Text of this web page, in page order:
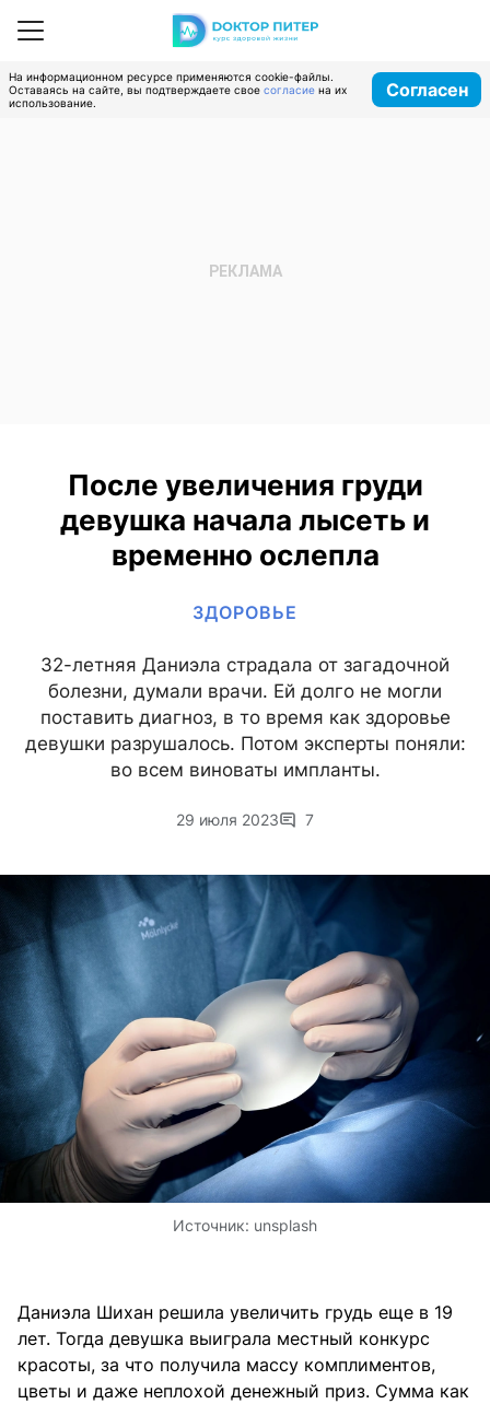
На информационном ресурсе применяются cookie-файлы.
Оставаясь на сайте, вы подтверждаете свое согласие на их
использование.
Согласен
После увеличения груди
девушка начала лысеть и
временно ослепла
ЗДОРОВЬЕ
32-летняя Даниэла страдала от загадочной
болезни, думали врачи. Ей долго не могли
поставить диагноз, в то время как здоровье
девушки разрушалось. Потом эксперты поняли:
во всем виноваты импланты.
29 июля 2023 7
Источник: unsplash
Даниэла Шихан решила увеличить грудь еще в 19
лет. Тогда девушка выиграла местный конкурс
красоты, за что получила массу комплиментов,
цветы и даже неплохой денежный приз. Сумма как